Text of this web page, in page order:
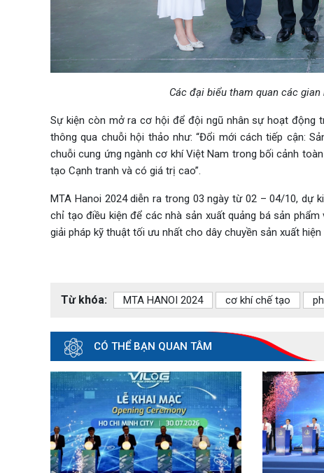
Các đại biểu tham quan các
Sự kiện còn mở ra cơ hội để đội ngũ nhân sự hoạt động
thông qua chuỗi hội thảo như: “Đổi mới cách tiếp cận:
chuỗi cung ứng ngành cơ khí Việt Nam trong bối cảnh
tạo Cạnh tranh và có giá trị cao”.
MTA Hanoi 2024 diễn ra trong 03 ngày từ 02 – 04/10, dự
chỉ tạo điều kiện để các nhà sản xuất quảng bá sản
giải pháp kỹ thuật tối ưu nhất cho dây chuyền sản xuất hiện
Từ khóa: MTA HANOI 2024 cơ khí chế tạo
CÓ THỂ BẠN QUAN TÂM